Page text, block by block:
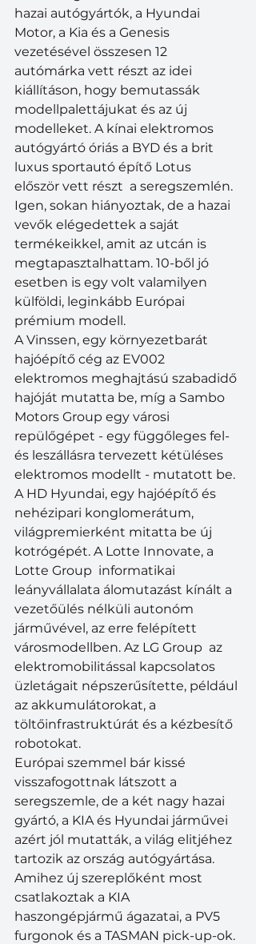
hazai autógyártók, a Hyundai
Motor, a Kia és a Genesis
vezetésével összesen 12
autómárka vett részt az idei
kiállításon, hogy bemutassák
modellpalettájukat és az új
modelleket. A kínai elektromos
autógyártó óriás a BYD és a brit
luxus sportautó építő Lotus
először vett részt  a seregszemlén.
Igen, sokan hiányoztak, de a hazai
vevők elégedettek a saját
termékeikkel, amit az utcán is
megtapasztalhattam. 10-ből jó
esetben is egy volt valamilyen
külföldi, leginkább Európai
prémium modell.
A Vinssen, egy környezetbarát
hajóépítő cég az EV002
elektromos meghajtású szabadidő
hajóját mutatta be, míg a Sambo
Motors Group egy városi
repülőgépet - egy függőleges fel-
és leszállásra tervezett kétüléses
elektromos modellt - mutatott be.
A HD Hyundai, egy hajóépítő és
nehézipari konglomerátum,
világpremierként mitatta be új
kotrógépét. A Lotte Innovate, a
Lotte Group  informatikai
leányvállalata álomutazást kínált a
vezetőülés nélküli autonóm
járművével, az erre felépített
városmodellben. Az LG Group  az
elektromobilitással kapcsolatos
üzletágait népszerűsítette, például
az akkumulátorokat, a
töltőinfrastruktúrát és a kézbesítő
robotokat.
Európai szemmel bár kissé
visszafogottnak látszott a
seregszemle, de a két nagy hazai
gyártó, a KIA és Hyundai járművei
azért jól mutatták, a világ elitjéhez
tartozik az ország autógyártása.
Amihez új szereplőként most
csatlakoztak a KIA
haszongépjármű ágazatai, a PV5
furgonok és a TASMAN pick-up-ok.